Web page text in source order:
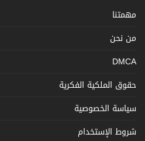
مهمتنا
من نحن
DMCA
حقوق الملكية الفكرية
سياسة الخصوصية
شروط الإستخدام